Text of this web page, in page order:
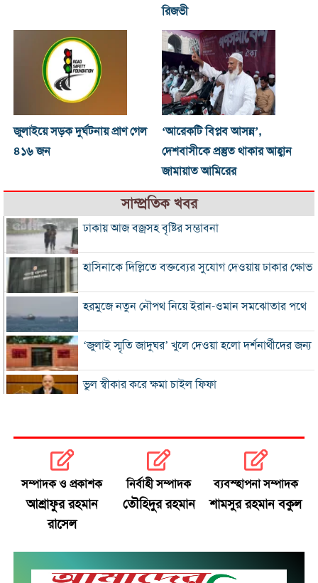
রিজভী
জুলাইয়ে সড়ক দুর্ঘটনায় প্রাণ গেল
৪১৬ জন
‘আরেকটি বিপ্লব আসন্ন’,
দেশবাসীকে প্রস্তুত থাকার আহ্বান
জামায়াত আমিরের
সাম্প্রতিক খবর
ঢাকায় আজ বজ্রসহ বৃষ্টির সম্ভাবনা
হাসিনাকে দিল্লিতে বক্তব্যের সুযোগ দেওয়ায় ঢাকার ক্ষোভ
হরমুজে নতুন নৌপথ নিয়ে ইরান-ওমান সমঝোতার পথে
‘জুলাই স্মৃতি জাদুঘর’ খুলে দেওয়া হলো দর্শনার্থীদের জন্য
ভুল স্বীকার করে ক্ষমা চাইল ফিফা
মোদির পোস্ট সীমিত করায় ভারতের কাছে ক্ষমা চাইল
মেটা
সচিবালয়মুখী ১১ দলীয় পদযাত্রায় পুলিশের বাধা
বাংলাদেশকে নিয়ে রোমাঞ্চিত হ্যাজলউড
সম্পাদক ও প্রকাশক
আশ্রাফুর রহমান
রাসেল
নির্বাহী সম্পাদক
তৌহিদুর রহমান
ব্যবস্হাপনা সম্পাদক
শামসুর রহমান বকুল